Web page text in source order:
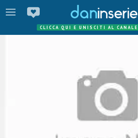
CLICCA QUI E UNISCITI AL